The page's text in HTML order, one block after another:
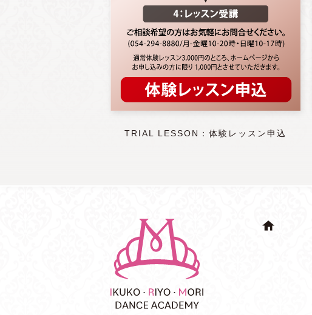
TRIAL LESSON：体験レッスン申込